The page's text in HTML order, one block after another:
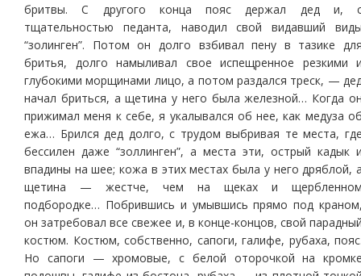
бритвы. С другого конца пояс держал дед и,
тщательностью педанта, наводил свой видавший
“золинген”. Потом он долго взбивал пену в тазике
бритья, долго намыливал свое испещренное резкими
глубокими морщинами лицо, а потом раздался треск, —
начал бриться, а щетина у него была железной… Когда
прижимал меня к себе, я укалывался об нее, как медуза
ежа… Брился дед долго, с трудом выбривая те места,
бессилен даже “золлинген”, а места эти, острый кадык
впадины на шее; кожа в этих местах была у него дряблой,
щетина — жестче, чем на щеках и
подбородке… Побрившись и умывшись прямо под
он затребовал все свежее и, в конце-концов, свой
костюм. Костюм, собственно, сапоги, галифе, рубаха,
Но сапоги — хромовые, с белой оторочкой на